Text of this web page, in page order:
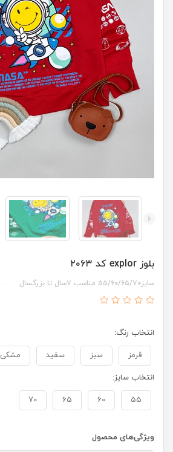
بلوز explor کد ۲۰۶۳
سایز۵۵/۶۰/۶۵/۷۰ مناسب ۷سال تا بزرگسال
انتخاب رنگ:
قرمز سبز سفید مشکی
انتخاب سایز:
55
60
65
70
ویژگی‌های محصول